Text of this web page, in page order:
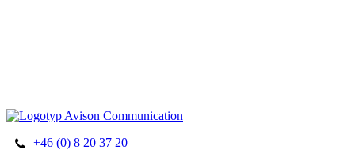
+46 (0) 8 20 37 20